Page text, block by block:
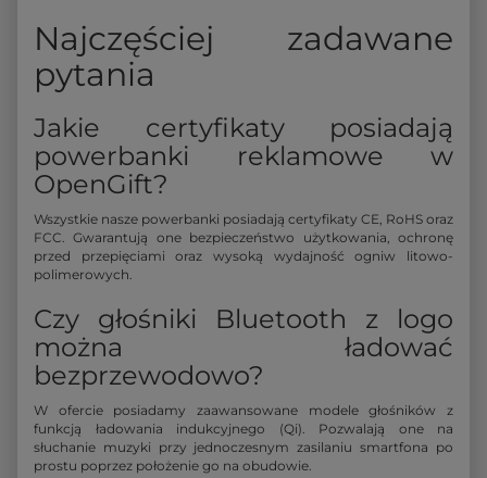
Najczęściej zadawane
pytania
Jakie certyfikaty posiadają
powerbanki reklamowe w
OpenGift?
Wszystkie nasze powerbanki posiadają certyfikaty CE, RoHS oraz
FCC. Gwarantują one bezpieczeństwo użytkowania, ochronę
przed przepięciami oraz wysoką wydajność ogniw litowo-
polimerowych.
Czy głośniki Bluetooth z logo
można ładować
bezprzewodowo?
W ofercie posiadamy zaawansowane modele głośników z
funkcją ładowania indukcyjnego (Qi). Pozwalają one na
słuchanie muzyki przy jednoczesnym zasilaniu smartfona po
prostu poprzez położenie go na obudowie.